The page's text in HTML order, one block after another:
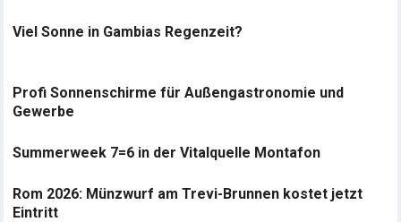
Viel Sonne in Gambias Regenzeit?
Profi Sonnenschirme für Außengastronomie und
Gewerbe
Summerweek 7=6 in der Vitalquelle Montafon
Rom 2026: Münzwurf am Trevi-Brunnen kostet jetzt
Eintritt